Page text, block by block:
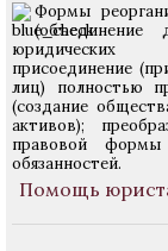
Формы
присоединение
лиц) полностью
(создание
активов);
правовой
обязанностей.
Помощь